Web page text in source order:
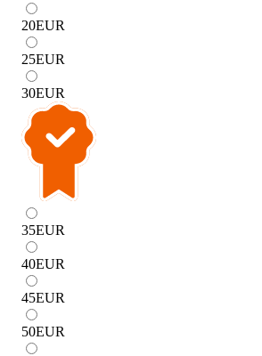
20EUR
25EUR
30EUR
35EUR
40EUR
45EUR
50EUR